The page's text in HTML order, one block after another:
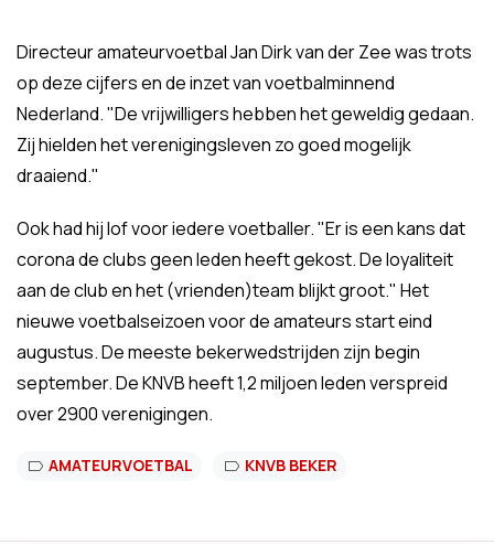
Directeur amateurvoetbal Jan Dirk van der Zee was trots
op deze cijfers en de inzet van voetbalminnend
Nederland. "De vrijwilligers hebben het geweldig gedaan.
Zij hielden het verenigingsleven zo goed mogelijk
draaiend."
Ook had hij lof voor iedere voetballer. "Er is een kans dat
corona de clubs geen leden heeft gekost. De loyaliteit
aan de club en het (vrienden)team blijkt groot." Het
nieuwe voetbalseizoen voor de amateurs start eind
augustus. De meeste bekerwedstrijden zijn begin
september. De KNVB heeft 1,2 miljoen leden verspreid
over 2900 verenigingen.
AMATEURVOETBAL KNVB BEKER